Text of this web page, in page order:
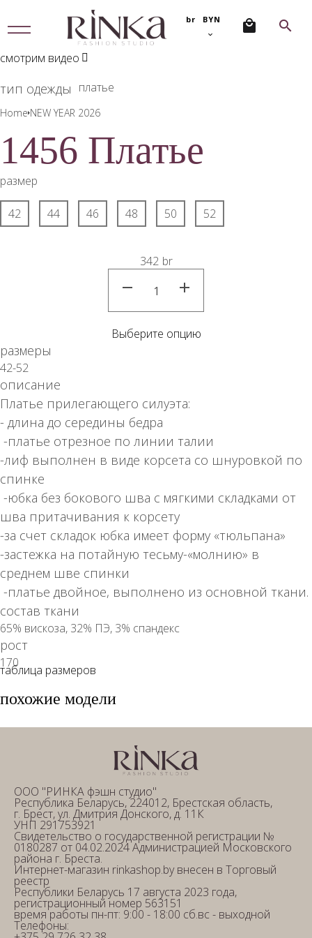
br BYN
смотрим видео
тип одежды платье
Home NEW YEAR 2026
1456 Платье
размер
42 44 46 48 50 52
br
342
Выберите опцию
размеры
42-52
описание
Платье прилегающего силуэта:
- длина до середины бедра
-платье отрезное по линии талии
-лиф выполнен в виде корсета со шнуровкой по
спинке
-юбка без бокового шва с мягкими складками от
шва притачивания к корсету
-за счет складок юбка имеет форму «тюльпана»
-застежка на потайную тесьму-«молнию» в
среднем шве спинки
-платье двойное, выполнено из основной ткани.
состав ткани
65% вискоза, 32% ПЭ, 3% спандекс
рост
170
таблица размеров
похожие модели
ООО "РИНКА фэшн студио"
Республика Беларусь, 224012, Брестская область,
г. Брест, ул. Дмитрия Донского, д. 11К
УНП 291753921
Свидетельство о государственной регистрации №
0180287 от 04.02.2024 Администрацией Московского
района г. Бреста.
Интернет-магазин rinkashop.by внесен в Торговый
реестр
Республики Беларусь 17 августа 2023 года,
регистрационный номер 563151
время работы пн-пт: 9:00 - 18:00 сб.вс - выходной
Телефоны: